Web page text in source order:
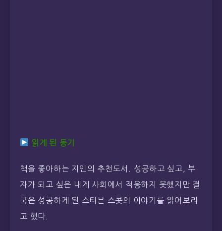
읽게 된 동기
책을 좋아하는 지인의 추천도서. 성공하고 싶고, 부
자가 되고 싶은 내게 사회에서 적응하지 못했지만 결
국은 성공하게 된 스티븐 스콧의 이야기를 읽어보라
고 했다.